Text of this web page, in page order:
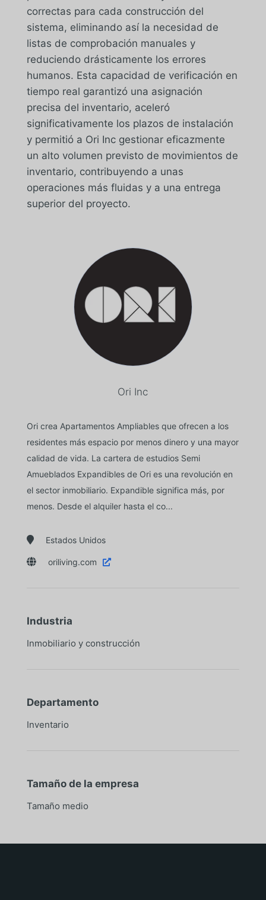
correctas para cada construcción del
sistema, eliminando así la necesidad de
listas de comprobación manuales y
reduciendo drásticamente los errores
humanos. Esta capacidad de verificación en
tiempo real garantizó una asignación
precisa del inventario, aceleró
significativamente los plazos de instalación
y permitió a Ori Inc gestionar eficazmente
un alto volumen previsto de movimientos de
inventario, contribuyendo a unas
operaciones más fluidas y a una entrega
superior del proyecto.
Ori Inc
Ori crea Apartamentos Ampliables que ofrecen a los
residentes más espacio por menos dinero y una mayor
calidad de vida. La cartera de estudios Semi
Amueblados Expandibles de Ori es una revolución en
el sector inmobiliario. Expandible significa más, por
menos. Desde el alquiler hasta el co...
 Estados Unidos
 oriliving.com 
Industria
Inmobiliario y construcción
Departamento
Inventario
Tamaño de la empresa
Tamaño medio